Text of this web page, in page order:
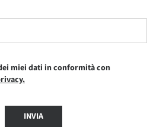
miei dati in conformità con
INVIA